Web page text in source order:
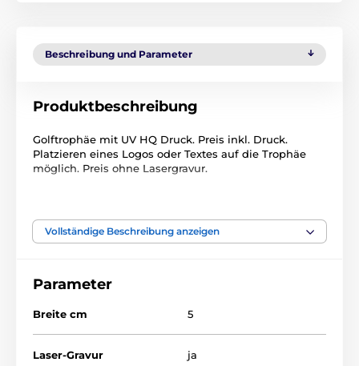
Beschreibung und Parameter
Produktbeschreibung
Golftrophäe mit UV HQ Druck. Preis inkl. Druck.
Platzieren eines Logos oder Textes auf die Trophäe
möglich. Preis ohne Lasergravur.
Golf Glastrophäen mit Druck
Vollständige Beschreibung anzeigen
Parameter
Breite cm 5
Laser-Gravur ja